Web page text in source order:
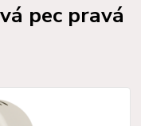
pec pravá